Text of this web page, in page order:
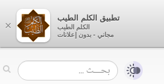
×
تطبيق الكلم الطيب
الكلم الطيب
مجاني - بدون إعلانات